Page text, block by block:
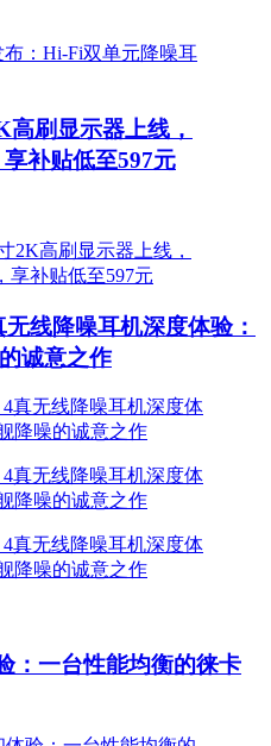
高刷显示器上线，
补贴低至597元
线降噪耳机深度体验：
诚意之作
：一台性能均衡的徕卡